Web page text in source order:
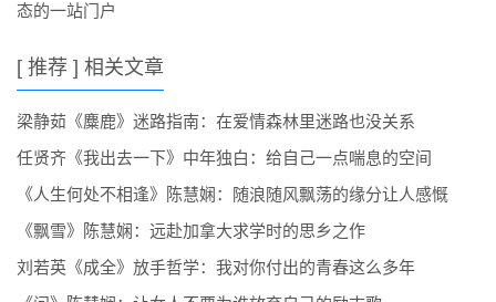
态的一站门户
[ 推荐 ] 相关文章
梁静茹《麋鹿》迷路指南：在爱情森林里迷路也没关系
任贤齐《我出去一下》中年独白：给自己一点喘息的空间
《人生何处不相逢》陈慧娴：随浪随风飘荡的缘分让人感慨
《飘雪》陈慧娴：远赴加拿大求学时的思乡之作
刘若英《成全》放手哲学：我对你付出的青春这么多年